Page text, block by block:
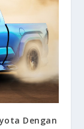
Dengan